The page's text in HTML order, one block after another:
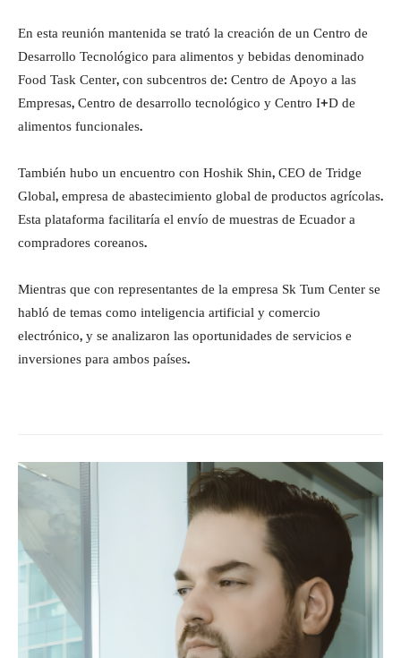
En esta reunión mantenida se trató la creación de un Centro de
Desarrollo Tecnológico para alimentos y bebidas denominado
Food Task Center, con subcentros de: Centro de Apoyo a las
Empresas, Centro de desarrollo tecnológico y Centro I+D de
alimentos funcionales.
También hubo un encuentro con Hoshik Shin, CEO de Tridge
Global, empresa de abastecimiento global de productos agrícolas.
Esta plataforma facilitaría el envío de muestras de Ecuador a
compradores coreanos.
Mientras que con representantes de la empresa Sk Tum Center se
habló de temas como inteligencia artificial y comercio
electrónico, y se analizaron las oportunidades de servicios e
inversiones para ambos países.